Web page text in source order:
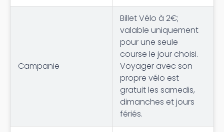
Campanie
Billet Vélo à 2€;
valable uniquement
pour une seule
course le jour choisi.
Voyager avec son
propre vélo est
gratuit les samedis,
dimanches et jours
fériés.